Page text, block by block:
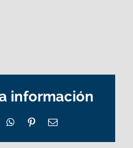
información
WhatsApp
PinterestEmail